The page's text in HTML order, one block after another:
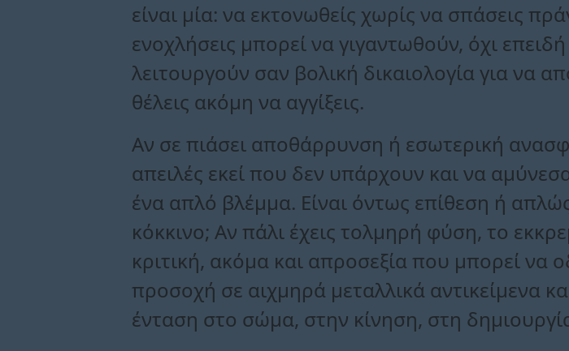
είναι μία: να εκτονωθείς χωρίς να σπάσεις
ενοχλήσεις μπορεί να γιγαντωθούν, όχι
λειτουργούν σαν βολική δικαιολογία για να
θέλεις ακόμη να αγγίξεις.
Αν σε πιάσει αποθάρρυνση ή εσωτερική
απειλές εκεί που δεν υπάρχουν και να
ένα απλό βλέμμα. Είναι όντως επίθεση ή
κόκκινο; Αν πάλι έχεις τολμηρή φύση, το
κριτική, ακόμα και απροσεξία που μπορεί να
προσοχή σε αιχμηρά μεταλλικά αντικείμενα
ένταση στο σώμα, στην κίνηση, στη